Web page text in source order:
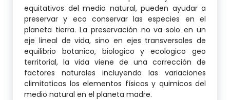
equitativos del medio natural, pueden ayudar a
preservar y eco conservar las especies en el
planeta tierra. La preservación no va solo en un
eje lineal de vida, sino en ejes transversales de
equilibrio botanico, biologico y ecologico geo
territorial, la vida viene de una corrección de
factores naturales incluyendo las variaciones
climitaticas los elementos físicos y quimicos del
medio natural en el planeta madre.